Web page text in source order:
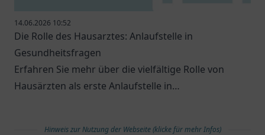
14.06.2026 10:52
Die Rolle des Hausarztes: Anlaufstelle in
Gesundheitsfragen
Erfahren Sie mehr über die vielfältige Rolle von
Hausärzten als erste Anlaufstelle in
Hinweis zur Nutzung der Webseite (klicke für mehr Infos)